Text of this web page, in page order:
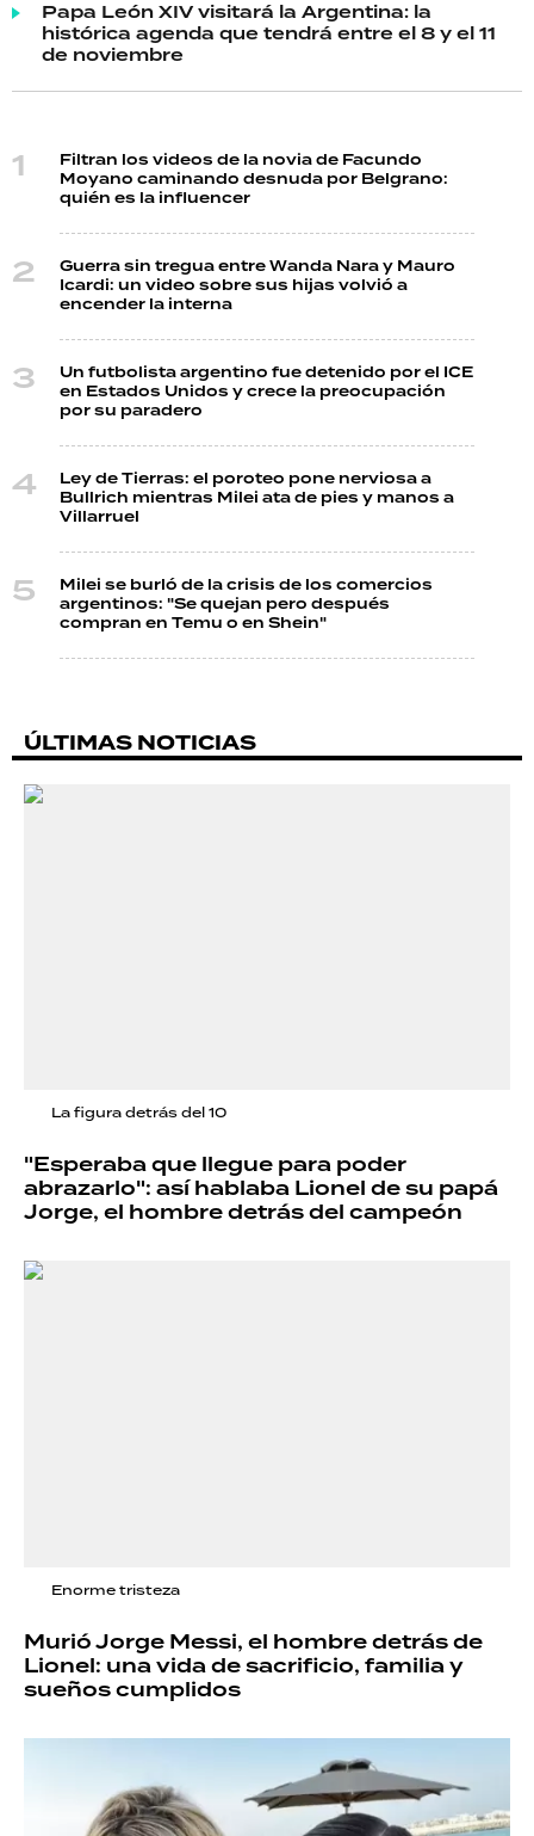
Papa León XIV visitará la Argentina: la
histórica agenda que tendrá entre el 8 y el 11
de noviembre
Filtran los videos de la novia de Facundo
Moyano caminando desnuda por Belgrano:
quién es la influencer
Guerra sin tregua entre Wanda Nara y Mauro
Icardi: un video sobre sus hijas volvió a
encender la interna
Un futbolista argentino fue detenido por el ICE
en Estados Unidos y crece la preocupación
por su paradero
Ley de Tierras: el poroteo pone nerviosa a
Bullrich mientras Milei ata de pies y manos a
Villarruel
Milei se burló de la crisis de los comercios
argentinos: "Se quejan pero después
compran en Temu o en Shein"
ÚLTIMAS NOTICIAS
La figura detrás del 10
"Esperaba que llegue para poder
abrazarlo": así hablaba Lionel de su papá
Jorge, el hombre detrás del campeón
Enorme tristeza
Murió Jorge Messi, el hombre detrás de
Lionel: una vida de sacrificio, familia y
sueños cumplidos